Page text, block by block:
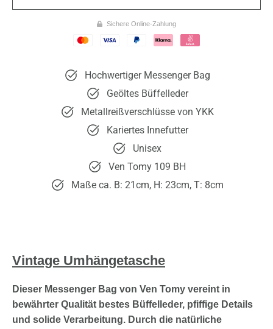
Sichere Online-Zahlung
Hochwertiger Messenger Bag
Geöltes Büffelleder
Metallreißverschlüsse von YKK
Kariertes Innefutter
Unisex
Ven Tomy 109 BH
Maße ca. B: 21cm, H: 23cm, T: 8cm
Vintage Umhängetasche
Dieser Messenger Bag von Ven Tomy vereint in
bewährter Qualität bestes Büffelleder, pfiffige Details
und solide Verarbeitung. Durch die natürliche